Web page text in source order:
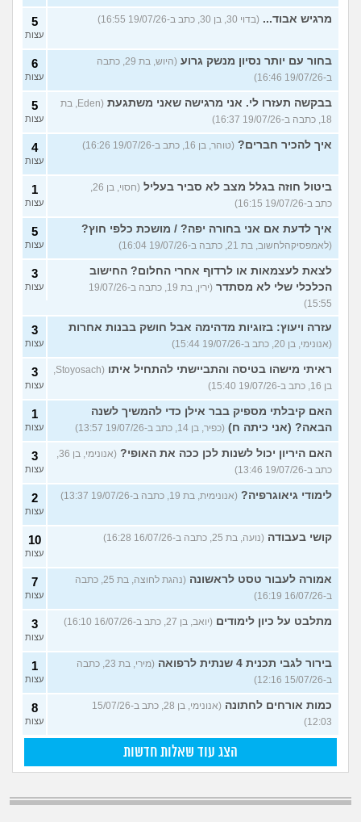
מרגיש אבוד... (בדוי 30, בן 30, כתב ב-19/07/26 16:55) 5
עצות
בחור עם יותר נסיון מנשק גרוע
(היוש, בת 29, כתבה
ב-19/07/26 16:46)
6
עצות
בבקשה תעזרו לי. אני מרגישה שאני משתגעת
(Eden, בת
18, כתבה ב-19/07/26 16:37)
5
עצות
איך להכיר חברים? (טוהר, בן 16, כתב ב-19/07/26 16:26) 4
עצות
ביטול חוזה בגלל מצב לא סביר בעליל
(חסוי, בן 26,
כתב ב-19/07/26 16:15)
1
עצות
איך לדעת אם אני בחורה יפה? / מושכת כלפי חוץ?
(לאמפסיקהלחשוב, בת 21, כתבה ב-19/07/26 16:04)
5
עצות
לצאת לעצמאות או לרדוף אחרי החלום? החישוב
הכלכלי שלי לא מסתדר
(ירין, בת 19, כתבה ב-19/07/26
15:55)
3
עצות
עזרה ויעוץ: בזוגיות מדהימה אבל חושק בבנות אחרות
(אנונימי, בן 20, כתב ב-19/07/26 15:44)
3
עצות
ראיתי מישהו בטיסה והתביישתי להתחיל איתו
(Stoyosach,
בן 16, כתב ב-19/07/26 15:40)
3
עצות
האם קיבלתי מספיק בבר אילן כדי להמשיך לשנה
הבאה? (אני כיתה ח) (כפיר, בן 14, כתב ב-19/07/26 13:57)
1
עצות
האם היריון יכול לשנות לכן ככה את האופי?
(אנונימי, בן 36,
כתב ב-19/07/26 13:46)
3
עצות
לימודי גיאוגרפיה? (אנונימית, בת 19, כתבה ב-19/07/26 13:37) 2
עצות
קושי בעבודה (נועה, בת 25, כתבה ב-16/07/26 16:28) 10
עצות
אמורה לעבור טסט לראשונה
(נהגת לחוצה, בת 25, כתבה
ב-16/07/26 16:19)
7
עצות
מתלבט על כיון לימודים (יואב, בן 27, כתב ב-16/07/26 16:10) 3
עצות
בירור לגבי תכנית 4 שנתית לרפואה
(מירי, בת 23, כתבה
ב-15/07/26 12:16)
1
עצות
כמות אורחים לחתונה
(אנונימי, בן 28, כתב ב-15/07/26
12:03)
8
עצות
הצג עוד שאלות חדשות